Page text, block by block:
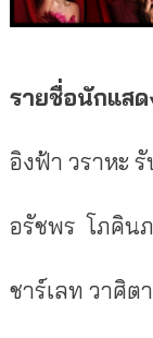
รายชื่อนักแสด
อิงฟ้า วราหะ
อรัชพร โภคิน
ชาร์เลท วาศิต